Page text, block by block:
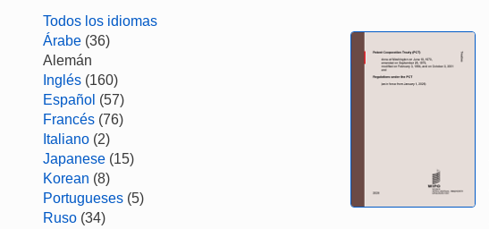
Todos los idiomas
Árabe (36)
Alemán
Inglés (160)
Español (57)
Francés (76)
Italiano (2)
Japanese (15)
Korean (8)
Portugueses (5)
Ruso (34)